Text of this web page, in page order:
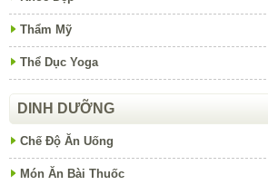
Thẩm Mỹ
Thể Dục Yoga
DINH DƯỠNG
Chế Độ Ăn Uống
Món Ăn Bài Thuốc